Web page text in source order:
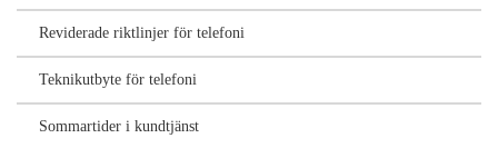
Reviderade riktlinjer för telefoni
Teknikutbyte för telefoni
Sommartider i kundtjänst